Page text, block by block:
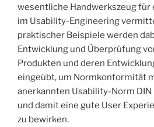
wesentliche Handwerkszeug für
im Usability-Engineering
praktischer Beispiele werden
Entwicklung und Überprüfung
Produkten und deren
eingeübt, um Normkonformität
anerkannten Usability-Norm DIN
und damit eine gute User
zu bewirken.